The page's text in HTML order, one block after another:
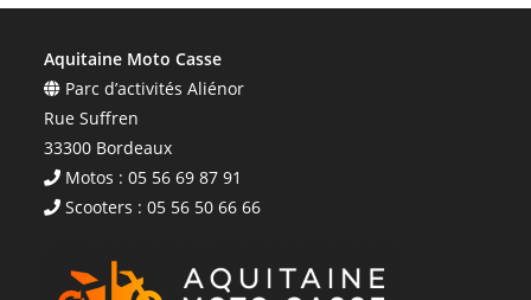
Aquitaine Moto Casse
Parc d’activités Aliénor
Rue Suffren
33300 Bordeaux
Motos : 05 56 69 87 91
Scooters : 05 56 50 66 66